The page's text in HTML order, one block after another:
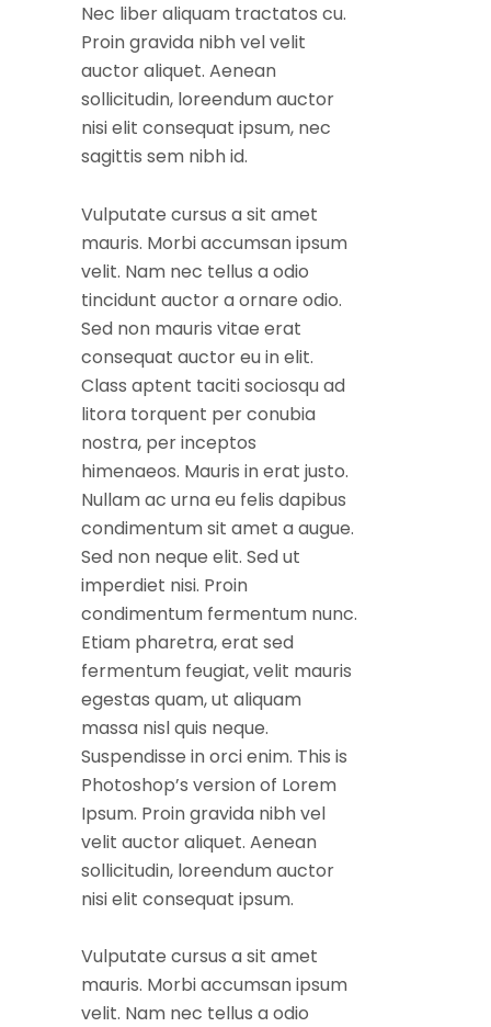
Nec liber aliquam tractatos cu.
Proin gravida nibh vel velit
auctor aliquet. Aenean
sollicitudin, loreendum auctor
nisi elit consequat ipsum, nec
sagittis sem nibh id.
Vulputate cursus a sit amet
mauris. Morbi accumsan ipsum
velit. Nam nec tellus a odio
tincidunt auctor a ornare odio.
Sed non mauris vitae erat
consequat auctor eu in elit.
Class aptent taciti sociosqu ad
litora torquent per conubia
nostra, per inceptos
himenaeos. Mauris in erat justo.
Nullam ac urna eu felis dapibus
condimentum sit amet a augue.
Sed non neque elit. Sed ut
imperdiet nisi. Proin
condimentum fermentum nunc.
Etiam pharetra, erat sed
fermentum feugiat, velit mauris
egestas quam, ut aliquam
massa nisl quis neque.
Suspendisse in orci enim. This is
Photoshop’s version of Lorem
Ipsum. Proin gravida nibh vel
velit auctor aliquet. Aenean
sollicitudin, loreendum auctor
nisi elit consequat ipsum.
Vulputate cursus a sit amet
mauris. Morbi accumsan ipsum
velit. Nam nec tellus a odio